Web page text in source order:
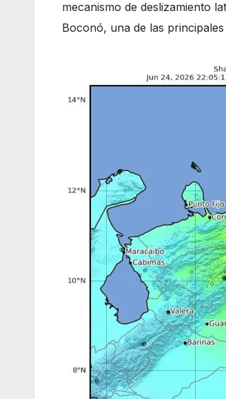
mecanismo de deslizamiento
Boconó, una de las